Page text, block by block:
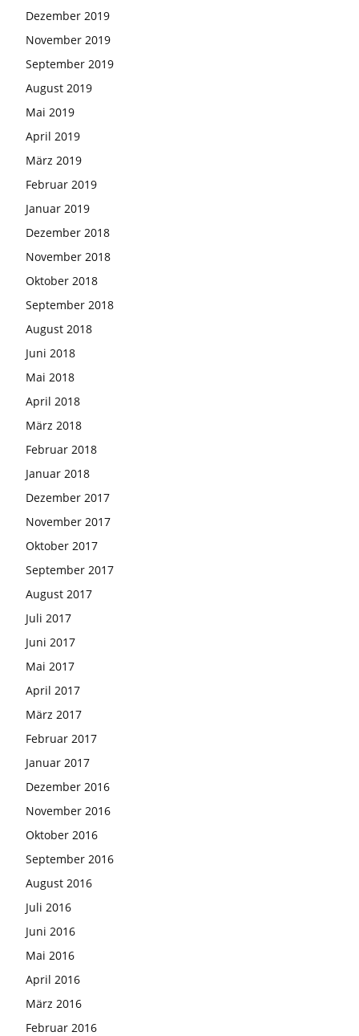
Dezember 2019
November 2019
September 2019
August 2019
Mai 2019
April 2019
März 2019
Februar 2019
Januar 2019
Dezember 2018
November 2018
Oktober 2018
September 2018
August 2018
Juni 2018
Mai 2018
April 2018
März 2018
Februar 2018
Januar 2018
Dezember 2017
November 2017
Oktober 2017
September 2017
August 2017
Juli 2017
Juni 2017
Mai 2017
April 2017
März 2017
Februar 2017
Januar 2017
Dezember 2016
November 2016
Oktober 2016
September 2016
August 2016
Juli 2016
Juni 2016
Mai 2016
April 2016
März 2016
Februar 2016